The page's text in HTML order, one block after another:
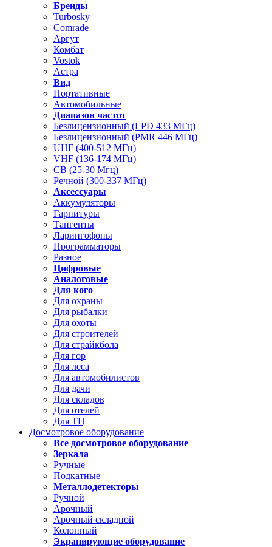
Бренды
Turbosky
Comrade
Аргут
Комбат
Vostok
Астра
Вид
Портативные
Автомобильные
Диапазон частот
Безлицензионный (LPD 433 МГц)
Безлицензионный (PMR 446 МГц)
UHF (400-512 МГц)
VHF (136-174 МГц)
CB (25-30 Мгц)
Речной (300-337 МГц)
Аксессуары
Аккумуляторы
Гарнитуры
Тангенты
Ларингофоны
Программаторы
Разное
Цифровые
Аналоговые
Для кого
Для охраны
Для рыбалки
Для охоты
Для строителей
Для страйкбола
Для гор
Для леса
Для автомобилистов
Для дачи
Для складов
Для отелей
Для ТЦ
Досмотровое оборудование
Все досмотровое оборудование
Зеркала
Ручные
Подкатные
Металлодетекторы
Ручной
Арочный
Арочный складной
Колонный
Экранирующие оборудование